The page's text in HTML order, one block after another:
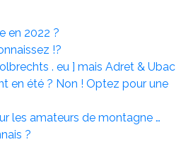
en 2022 ?
!?
. eu ] mais Adret & Ubac
en été ? Non ! Optez pour une
les amateurs de montagne …
?